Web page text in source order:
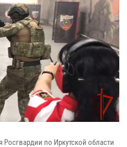
по Иркутской области